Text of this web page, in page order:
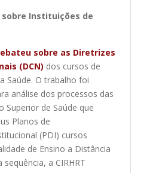
sobre Instituições de
sobre as Diretrizes
(DCN) dos cursos de
Saúde. O trabalho foi
análise dos processos das
Superior de Saúde que
Planos de
(PDI) cursos
de Ensino a Distância
a CIRHRT